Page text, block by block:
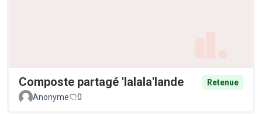
Composte partagé 'lalala'lande
Retenue
Anonyme
0